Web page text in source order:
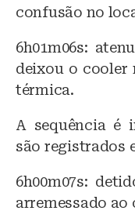
confusão no
6h01m06s:
deixou o cooler
térmica.
A sequência é
são registrados
6h00m07s:
arremessado ao